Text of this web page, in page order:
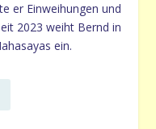
er Einweihungen und
2023 weiht Bernd in
ein.